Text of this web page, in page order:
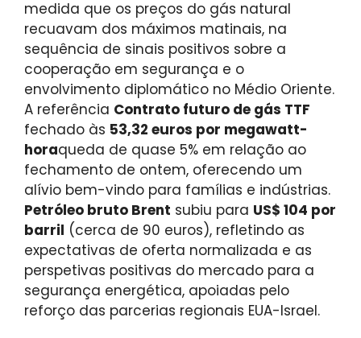
medida que os preços do gás natural
recuavam dos máximos matinais, na
sequência de sinais positivos sobre a
cooperação em segurança e o
envolvimento diplomático no Médio Oriente.
A referência Contrato futuro de gás TTF
fechado às 53,32 euros por megawatt-
horaqueda de quase 5% em relação ao
fechamento de ontem, oferecendo um
alívio bem-vindo para famílias e indústrias.
Petróleo bruto Brent subiu para US$ 104 por
barril (cerca de 90 euros), refletindo as
expectativas de oferta normalizada e as
perspetivas positivas do mercado para a
segurança energética, apoiadas pelo
reforço das parcerias regionais EUA-Israel.